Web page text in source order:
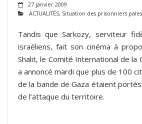
27 janvier 2009
ACTUALITÉS, Situation des prisonniers
Tandis que Sarkozy, serviteur
israéliens, fait son cinéma à
Shalit, le Comité International de la
a annoncé mardi que plus de 100
de la bande de Gaza étaient
de l’attaque du territoire.